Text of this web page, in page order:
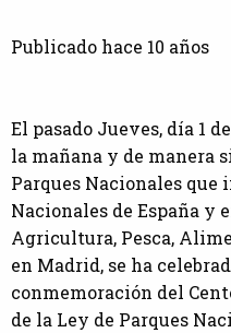
Publicado hace 10 años
El pasado Jueves, día 1
la mañana y de manera
Parques Nacionales que
Nacionales de España y
Agricultura, Pesca,
en Madrid, se ha
conmemoración del
de la Ley de Parques